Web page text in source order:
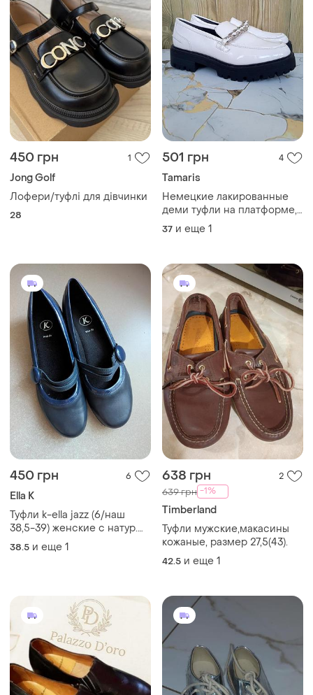
450 грн 1
Jong Golf
Лофери/туфлі для дівчинки
28
501 грн 4
Tamaris
Немецкие лакированные
деми туфли на платформе,
женские лоферы белые с
черным, весна осень, р. 37
37 и еще 1
450 грн 6
Ella K
Туфли k-ella jazz (6/наш
38,5-39) женские с натур.
кожи темносиние "wide fit"
супинатор
38.5 и еще 1
638 грн 2
639 грн -1%
Timberland
Туфли мужские,макасины
кожаные, размер 27,5(43).
42.5 и еще 1